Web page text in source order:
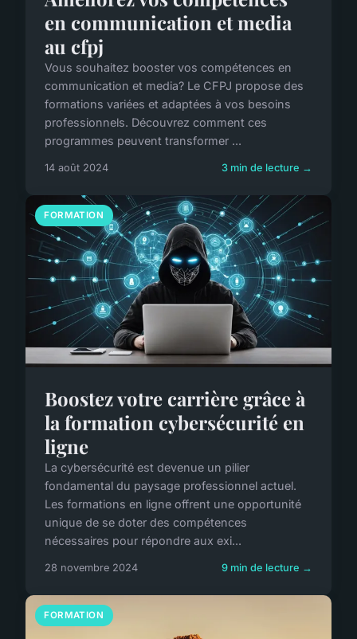
en communication et media
au cfpj
Vous souhaitez booster vos compétences en
communication et media? Le CFPJ propose des
formations variées et adaptées à vos besoins
professionnels. Découvrez comment ces
programmes peuvent transformer ...
14 août 2024 3 min de lecture →
FORMATION
Boostez votre carrière grâce à
la formation cybersécurité en
ligne
La cybersécurité est devenue un pilier
fondamental du paysage professionnel actuel.
Les formations en ligne offrent une opportunité
unique de se doter des compétences
nécessaires pour répondre aux exi...
28 novembre 2024 9 min de lecture →
FORMATION